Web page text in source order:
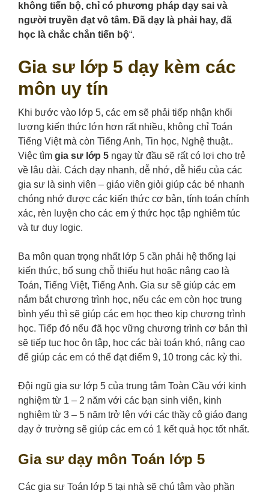
không tiến bộ, chỉ có phương pháp dạy sai và
người truyền đạt vô tâm. Đã dạy là phải hay, đã
học là chắc chắn tiến bộ“.
Gia sư lớp 5 dạy kèm các
môn uy tín
Khi bước vào lớp 5, các em sẽ phải tiếp nhận khối
lượng kiến thức lớn hơn rất nhiều, không chỉ Toán
Tiếng Việt mà còn Tiếng Anh, Tin học, Nghệ thuật..
Việc tìm gia sư lớp 5 ngay từ đầu sẽ rất có lợi cho trẻ
về lâu dài. Cách dạy nhanh, dễ nhớ, dễ hiểu của các
gia sư là sinh viên – giáo viên giỏi giúp các bé nhanh
chóng nhớ được các kiến thức cơ bản, tính toán chính
xác, rèn luyện cho các em ý thức học tập nghiêm túc
và tư duy logic.
Ba môn quan trọng nhất lớp 5 cần phải hệ thống lại
kiến thức, bổ sung chỗ thiếu hụt hoặc nâng cao là
Toán, Tiếng Việt, Tiếng Anh. Gia sư sẽ giúp các em
nắm bắt chương trình học, nếu các em còn học trung
bình yếu thì sẽ giúp các em học theo kịp chương trình
học. Tiếp đó nếu đã học vững chương trình cơ bản thì
sẽ tiếp tục học ôn tập, học các bài toán khó, nâng cao
để giúp các em có thể đạt điểm 9, 10 trong các kỳ thi.
Đội ngũ gia sư lớp 5 của trung tâm Toàn Cầu với kinh
nghiệm từ 1 – 2 năm với các bạn sinh viên, kinh
nghiệm từ 3 – 5 năm trở lên với các thầy cô giáo đang
dạy ở trường sẽ giúp các em có 1 kết quả học tốt nhất.
Gia sư dạy môn Toán lớp 5
Các gia sư Toán lớp 5 tại nhà sẽ chú tâm vào phần